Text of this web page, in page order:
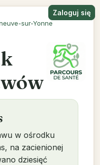
Zaloguj się
sur-Yonne
w ośrodku
na zacienionej
dziesięć